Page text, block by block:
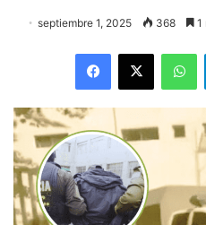
septiembre 1, 2025 368 1
Facebook
X